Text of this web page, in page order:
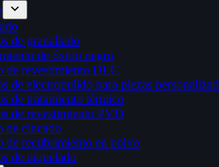
de granallado
de óxido negro
de revestimiento DLC
de electropulido para piezas
de tratamiento térmico
de revestimiento PVD
de cincado
de recubrimiento en polvo
de niquelado